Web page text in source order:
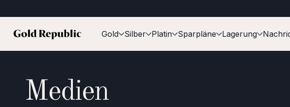
Gold Silber Platin Sparpläne Lagerung
Medien